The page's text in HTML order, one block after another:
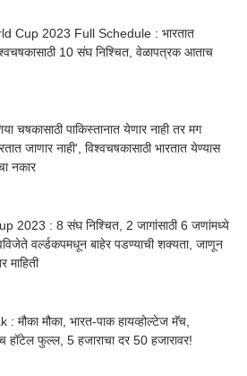
Cup 2023 Full Schedule : भारतात
10 संघ निश्चित, वेळापत्रक आताच
चषकासाठी पाकिस्तानात येणार नाही तर मग
जाणार नाही', विश्वचषकासाठी भारतात येण्यास
नकार
2023 : 8 संघ निश्चित, 2 जागांसाठी 6 जणांमध्ये
वर्ल्डकपमधून बाहेर पडण्याची शक्यता, जाणून
माहिती
मौका मौका, भारत-पाक हायव्होल्टेज मॅच,
हॉटेल फुल्ल, 5 हजाराचा दर 50 हजारावर!